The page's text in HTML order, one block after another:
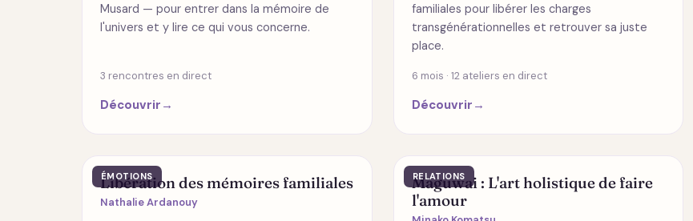
Musard — pour entrer dans la mémoire de
l'univers et y lire ce qui vous concerne.
3 rencontres en direct
Découvrir →
familiales pour libérer les charges
transgénérationnelles et retrouver sa juste
place.
6 mois · 12 ateliers en direct
Découvrir →
ÉMOTIONS
Libération des mémoires familiales
Nathalie Ardanouy
RELATIONS
Maguwai : L'art holistique de faire
l'amour